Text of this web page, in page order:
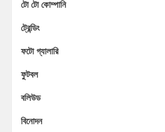
টো টো কোম্পানি
ট্রেন্ডিং
ফটো গ্যালারি
ফুটবল
বলিউড
বিনোদন